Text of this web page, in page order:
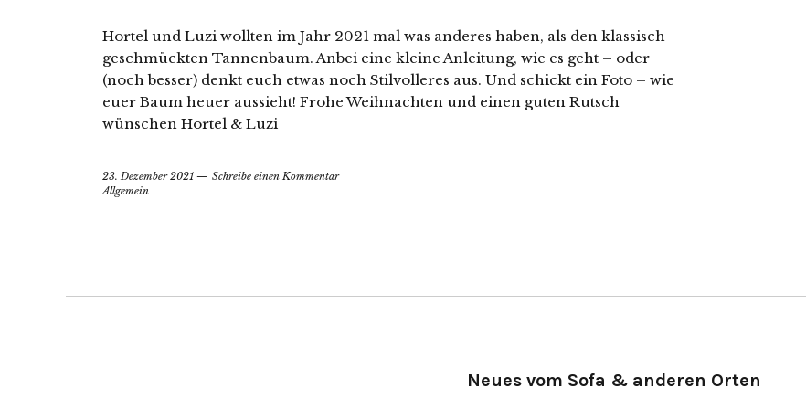
Hortel und Luzi wollten im Jahr 2021 mal was anderes haben, als den klassisch
geschmückten Tannenbaum. Anbei eine kleine Anleitung, wie es geht – oder
(noch besser) denkt euch etwas noch Stilvolleres aus. Und schickt ein Foto – wie
euer Baum heuer aussieht! Frohe Weihnachten und einen guten Rutsch
wünschen Hortel & Luzi
23. Dezember 2021
Schreibe einen Kommentar
Allgemein
Neues vom Sofa & anderen Orten